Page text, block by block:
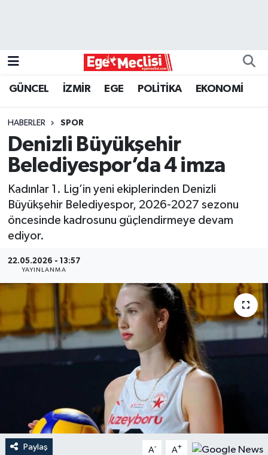
GÜNCEL İZMİR EGE POLİTİKA EKONOMİ
HABERLER SPOR
Denizli Büyükşehir
Belediyespor’da 4 imza
Kadınlar 1. Lig’in yeni ekiplerinden Denizli
Büyükşehir Belediyespor, 2026-2027 sezonu
öncesinde kadrosunu güçlendirmeye devam
ediyor.
22.05.2026 - 13:57
YAYINLANMA
Paylaş A- A+
GÜNCEL
İZMİR
ÖZEL HABER
POLİTİKA
SPOR
YAŞAM